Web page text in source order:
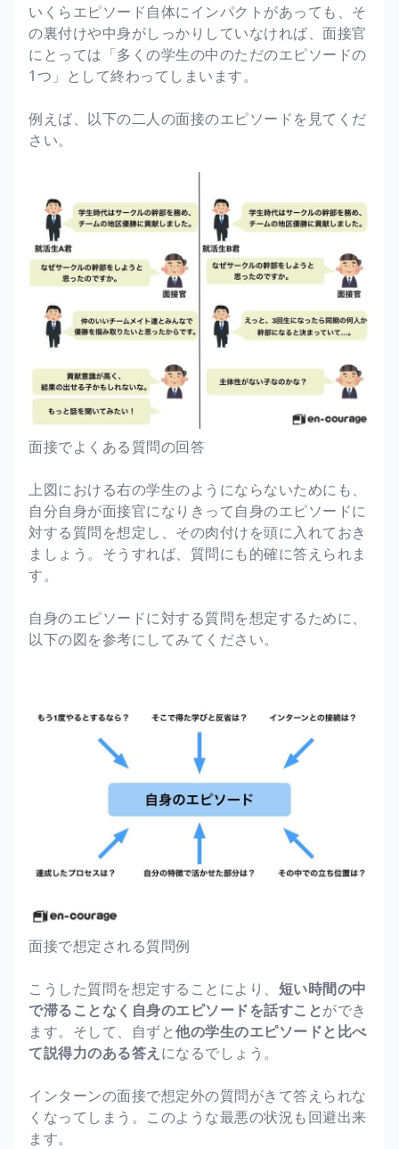
いくらエピソード自体にインパクトがあっても、そ
の裏付けや中身がしっかりしていなければ、面接官
にとっては「多くの学生の中のただのエピソードの
1つ」として終わってしまいます。
例えば、以下の二人の面接のエピソードを見てくだ
さい。
面接でよくある質問の回答
上図における右の学生のようにならないためにも、
自分自身が面接官になりきって自身のエピソードに
対する質問を想定し、その肉付けを頭に入れておき
ましょう。そうすれば、質問にも的確に答えられま
す。
自身のエピソードに対する質問を想定するために、
以下の図を参考にしてみてください。
面接で想定される質問例
こうした質問を想定することにより、 短い時間の中
で滞ることなく自身のエピソードを話すことができ
ます。そして、自ずと他の学生のエピソードと比べ
て説得力のある答え になるでしょう。
インターンの面接で想定外の質問がきて答えられな
くなってしまう。このような最悪の状況も回避出来
ます。